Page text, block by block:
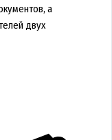
а
двух